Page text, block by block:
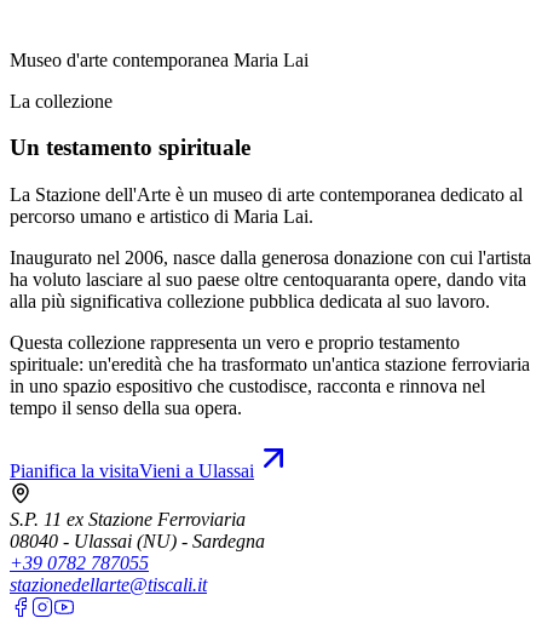
Museo d'arte contemporanea Maria Lai
La collezione
Un testamento spirituale
La Stazione dell'Arte è un museo di arte contemporanea dedicato al
percorso umano e artistico di Maria Lai.
Inaugurato nel 2006, nasce dalla generosa donazione con cui l'artista
ha voluto lasciare al suo paese oltre centoquaranta opere, dando vita
alla più significativa collezione pubblica dedicata al suo lavoro.
Questa collezione rappresenta un vero e proprio testamento
spirituale: un'eredità che ha trasformato un'antica stazione ferroviaria
in uno spazio espositivo che custodisce, racconta e rinnova nel
tempo il senso della sua opera.
Pianifica la visitaVieni a Ulassai
S.P. 11 ex Stazione Ferroviaria
08040 - Ulassai (NU) - Sardegna
+39 0782 787055
stazionedellarte@tiscali.it